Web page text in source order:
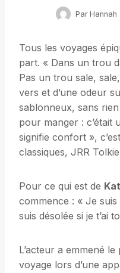
Par Hannah
Tous les voyages
part. « Dans un trou
Pas un trou sale,
vers et d’une odeur
sablonneux, sans
pour manger : c’était
signifie confort »,
classiques, JRR
Pour ce qui est de
commence : « Je
suis désolée si je t’ai
L’acteur a emmené
voyage lors d’une